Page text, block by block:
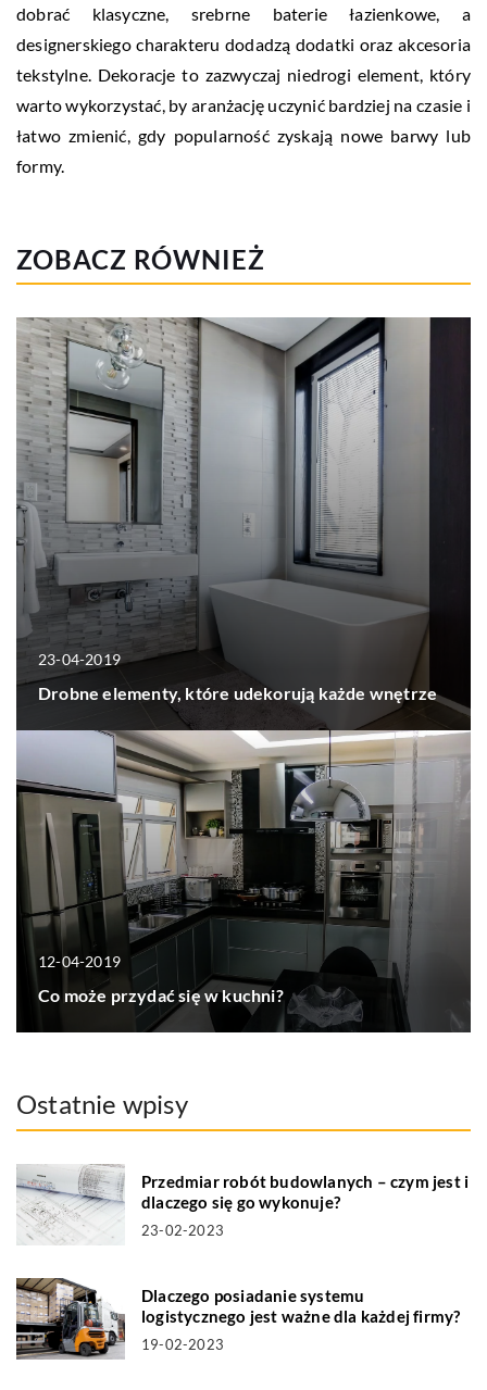
dobrać klasyczne, srebrne baterie łazienkowe, a
designerskiego charakteru dodadzą dodatki oraz akcesoria
tekstylne. Dekoracje to zazwyczaj niedrogi element, który
warto wykorzystać, by aranżację uczynić bardziej na czasie i
łatwo zmienić, gdy popularność zyskają nowe barwy lub
formy.
ZOBACZ RÓWNIEŻ
23-04-2019
Drobne elementy, które udekorują każde wnętrze
12-04-2019
Co może przydać się w kuchni?
Ostatnie wpisy
Przedmiar robót budowlanych – czym jest i
dlaczego się go wykonuje?
23-02-2023
Dlaczego posiadanie systemu
logistycznego jest ważne dla każdej firmy?
19-02-2023